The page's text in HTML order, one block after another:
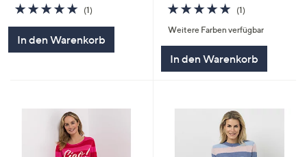
5.0
von
(1)1
In den Warenkorb
5.0
von
5
(1)1
Weitere Farben verfügbar
In den Warenkorb